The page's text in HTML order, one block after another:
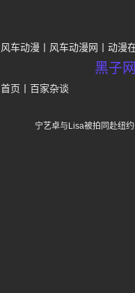
风车动漫 风车动漫网 动漫
黑子
首页 百家杂谈
宁艺卓与Lisa被拍同赴纽